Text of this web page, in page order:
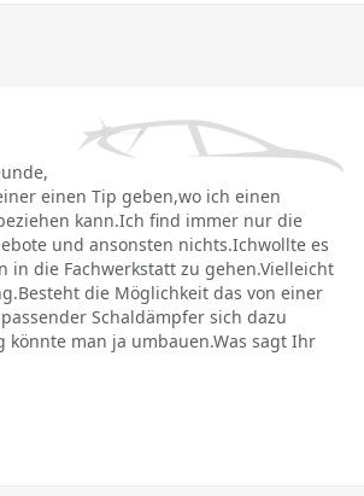
einen Tip geben,wo ich einen
kann.Ich find immer nur die
und ansonsten nichts.Ichwollte es
in die Fachwerkstatt zu gehen.Vielleicht
die Möglichkeit das von einer
Schaldämpfer sich dazu
könnte man ja umbauen.Was sagt Ihr